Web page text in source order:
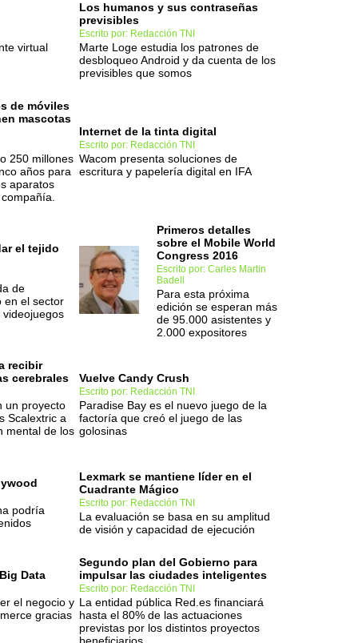
virtual
Los humanos y sus contraseñas
previsibles
Escrito por: Redacción TNI
Marte Loge estudia los patrones de
desbloqueo Android y da cuenta de los
previsibles que somos
de móviles
mascotas
250 millones
años para
aparatos
Internet de la tinta digital
Escrito por: Redacción TNI
Wacom presenta soluciones de
escritura y papelería digital en IFA
el tejido
de
en el sector
Primeros detalles
sobre el Mobile World
Congress 2016
Escrito por: Carles Martin
Badell
Para esta próxima
edición se esperan más
de 95.000 asistentes y
2.000 expositores
recibir
cerebrales
un proyecto
Scalextric a
mental de los
Vuelve Candy Crush
Escrito por: Redacción TNI
Paradise Bay es el nuevo juego de la
factoría que creó el juego de las
golosinas
podría
Lexmark se mantiene líder en el
Cuadrante Mágico
Escrito por: Redacción TNI
La evaluación se basa en su amplitud
de visión y capacidad de ejecución
Data
el negocio y
gracias
Segundo plan del Gobierno para
impulsar las ciudades inteligentes
Escrito por: Redacción TNI
La entidad pública Red.es financiará
hasta el 80% de las actuaciones
previstas por los distintos proyectos